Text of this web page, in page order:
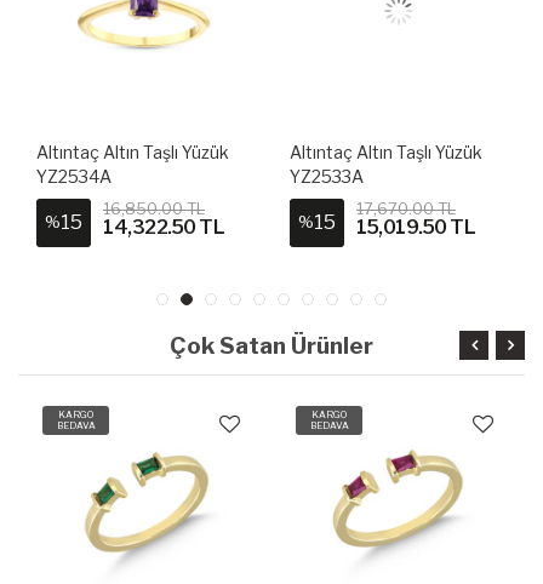
Altıntaç Altın Taşlı Yüzük
YZ2534A
%15
16,850.00 TL
14,322.50 TL
Altıntaç Altın Taşlı Yüzük
YZ2533A
%15
17,670.00 TL
15,019.50 TL
Çok Satan Ürünler
KARGO
BEDAVA
KARGO
BEDAVA